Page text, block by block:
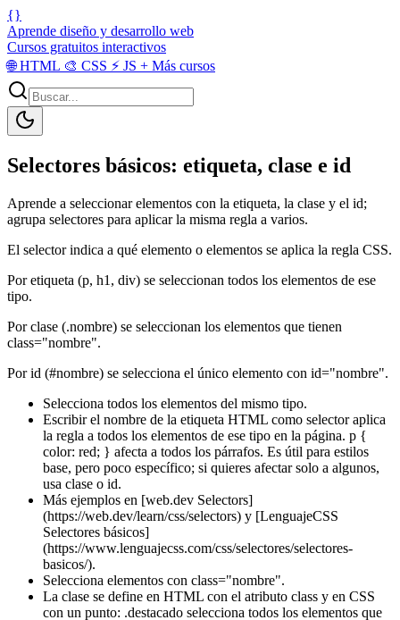
{}
Aprende diseño y desarrollo web
Cursos gratuitos interactivos
🌐HTML 🎨 CSS ⚡ JS + Más cursos
Selectores básicos: etiqueta, clase e id
Aprende a seleccionar elementos con la etiqueta, la clase y el id;
agrupa selectores para aplicar la misma regla a varios.
El selector indica a qué elemento o elementos se aplica la regla CSS.
Por etiqueta (p, h1, div) se seleccionan todos los elementos de ese
tipo.
Por clase (.nombre) se seleccionan los elementos que tienen
class="nombre".
Por id (#nombre) se selecciona el único elemento con id="nombre".
Selecciona todos los elementos del mismo tipo.
Escribir el nombre de la etiqueta HTML como selector aplica
la regla a todos los elementos de ese tipo en la página. p {
color: red; } afecta a todos los párrafos. Es útil para estilos
base, pero poco específico; si quieres afectar solo a algunos,
usa clase o id.
Más ejemplos en [web.dev Selectors]
(https://web.dev/learn/css/selectors) y [LenguajeCSS
Selectores básicos]
(https://www.lenguajecss.com/css/selectores/selectores-
basicos/).
Selecciona elementos con class="nombre".
La clase se define en HTML con el atributo class y en CSS
con un punto: .destacado selecciona todos los elementos que